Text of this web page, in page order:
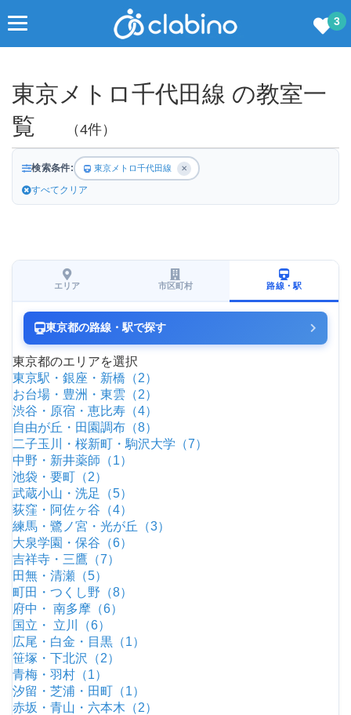
3
東京メトロ千代田線 の教室一
覧
（4件）
検索条件: 東京メトロ千代田線 ✕
すべてクリア
エリア 市区町村 路線・駅
東京都の路線・駅で探す
東京都のエリアを選択
東京駅・銀座・新橋（2）
お台場・豊洲・東雲（2）
渋谷・原宿・恵比寿（4）
自由が丘・田園調布（8）
二子玉川・桜新町・駒沢大学（7）
中野・新井薬師（1）
池袋・要町（2）
武蔵小山・洗足（5）
荻窪・阿佐ヶ谷（4）
練馬・鷺ノ宮・光が丘（3）
大泉学園・保谷（6）
吉祥寺・三鷹（7）
田無・清瀬（5）
町田・つくし野（8）
府中・ 南多摩（6）
国立・ 立川（6）
広尾・白金・目黒（1）
笹塚・下北沢（2）
青梅・羽村（1）
汐留・芝浦・田町（1）
赤坂・青山・六本木（2）